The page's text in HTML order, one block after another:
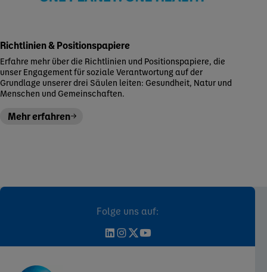
Richtlinien & Positionspapiere
Erfahre mehr über die Richtlinien und Positionspapiere, die
unser Engagement für soziale Verantwortung auf der
Grundlage unserer drei Säulen leiten: Gesundheit, Natur und
Menschen und Gemeinschaften.
Mehr erfahren
Folge uns auf: